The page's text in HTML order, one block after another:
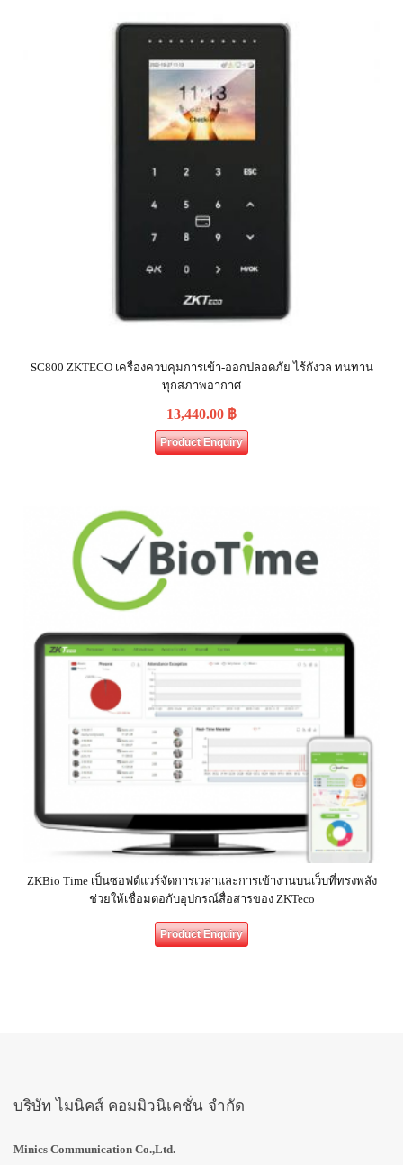
SC800 ZKTECO เครื่องควบคุมการเข้า-ออกปลอดภัย ไร้กังวล ทนทาน
ทุกสภาพอากาศ
13,440.00 ฿
Product Enquiry
ZKBio Time เป็นซอฟต์แวร์จัดการเวลาและการเข้างานบนเว็บที่ทรงพลัง
ช่วยให้เชื่อมต่อกับอุปกรณ์สื่อสารของ ZKTeco
Product Enquiry
บริษัท ไมนิคส์ คอมมิวนิเคชั่น จำกัด
Minics Communication Co.,Ltd.